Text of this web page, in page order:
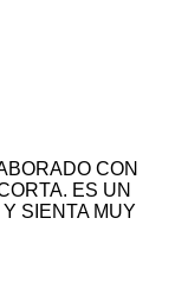
CON
ES UN
SIENTA MUY